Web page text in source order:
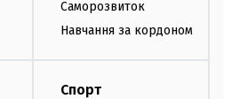
Саморозвиток
Навчання за кордоном
Спорт